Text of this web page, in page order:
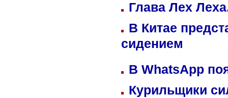
Глава Лех
В Китае
сидением
В WhatsApp
Курильщики